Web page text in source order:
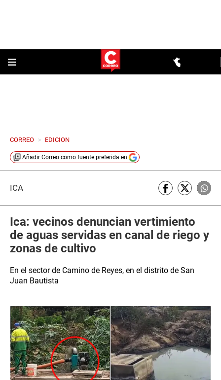
CORREO > EDICION
Añadir Correo como fuente preferida en
ICA
Ica: vecinos denuncian vertimiento
de aguas servidas en canal de riego y
zonas de cultivo
En el sector de Camino de Reyes, en el distrito de San
Juan Bautista